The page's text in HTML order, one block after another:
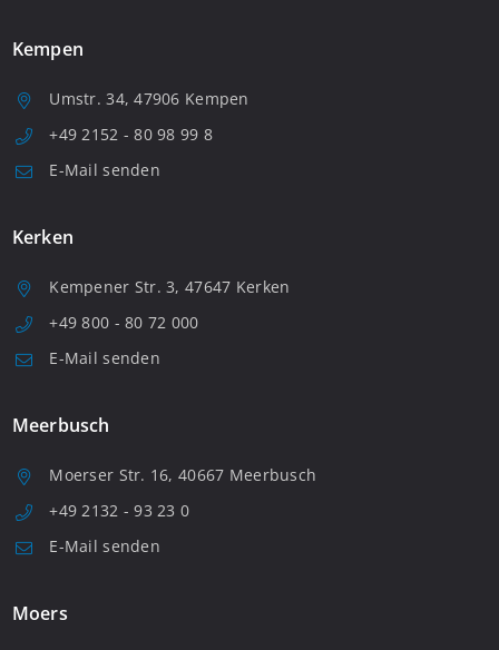
Kempen
Umstr. 34, 47906 Kempen
+49 2152 - 80 98 99 8
E-Mail senden
Kerken
Kempener Str. 3, 47647 Kerken
+49 800 - 80 72 000
E-Mail senden
Meerbusch
Moerser Str. 16, 40667 Meerbusch
+49 2132 - 93 23 0
E-Mail senden
Moers